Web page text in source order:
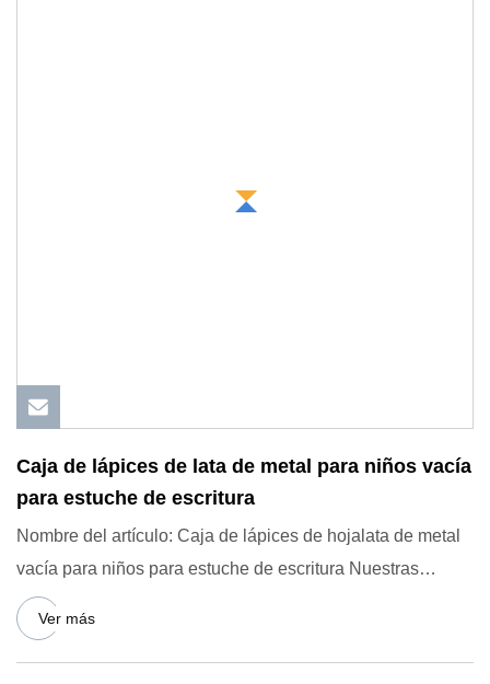
Caja de lápices de lata de metal para niños vacía
para estuche de escritura
Nombre del artículo: Caja de lápices de hojalata de metal
vacía para niños para estuche de escritura Nuestras
ventajas:
Ver más